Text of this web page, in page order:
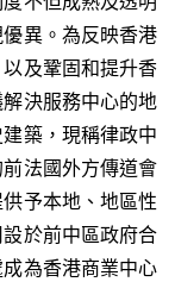
異。為反映香港
及鞏固和提升香
決服務中心的地
築，現稱律政中
法國外方傳道會
予本地、地區性
於前中區政府合
為香港商業中心